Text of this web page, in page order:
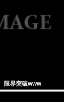
限界突破www